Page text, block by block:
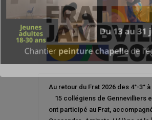
Au retour du Frat 2026 des 4°-3°
15 collégiens de Gennevilliers
ont participé au Frat,